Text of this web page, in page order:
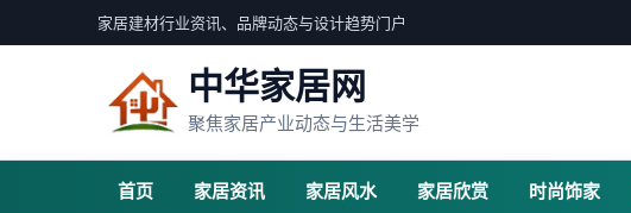
家居建材行业资讯、品牌动态与设计趋势门户
中华家居网
聚焦家居产业动态与生活美学
首页 家居资讯 家居风水 家居欣赏 时尚饰家